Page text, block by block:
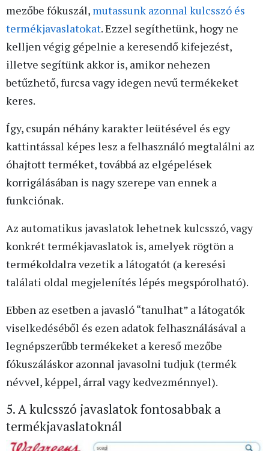
mezőbe fókuszál, mutassunk azonnal kulcsszó és
termékjavaslatokat. Ezzel segíthetünk, hogy ne
kelljen végig gépelnie a keresendő kifejezést,
illetve segítünk akkor is, amikor nehezen
betűzhető, furcsa vagy idegen nevű termékeket
keres.
Így, csupán néhány karakter leütésével és egy
kattintással képes lesz a felhasználó megtalálni az
óhajtott terméket, továbbá az elgépelések
korrigálásában is nagy szerepe van ennek a
funkciónak.
Az automatikus javaslatok lehetnek kulcsszó, vagy
konkrét termékjavaslatok is, amelyek rögtön a
termékoldalra vezetik a látogatót (a keresési
találati oldal megjelenítés lépés megspórolható).
Ebben az esetben a javasló “tanulhat” a látogatók
viselkedéséből és ezen adatok felhasználásával a
legnépszerűbb termékeket a kereső mezőbe
fókuszáláskor azonnal javasolni tudjuk (termék
névvel, képpel, árral vagy kedvezménnyel).
5. A kulcsszó javaslatok fontosabbak a
termékjavaslatoknál